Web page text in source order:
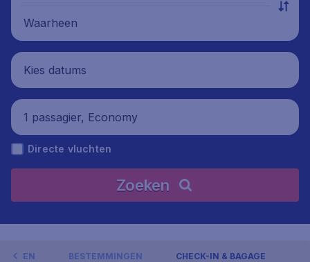
Waarheen
Kies datums
1 passagier, Economy
Directe vluchten
Zoeken
BESTEMMINGEN CHECK-IN & BAGAGE